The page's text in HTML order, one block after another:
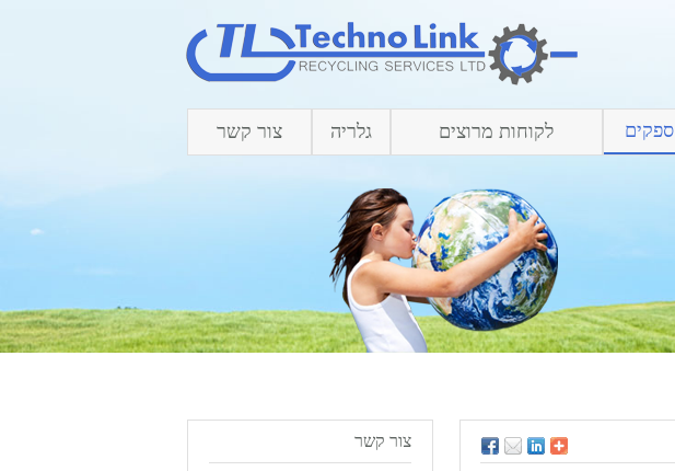
ספקים לקוחות מרוצים גלריה צור קשר
צור קשר